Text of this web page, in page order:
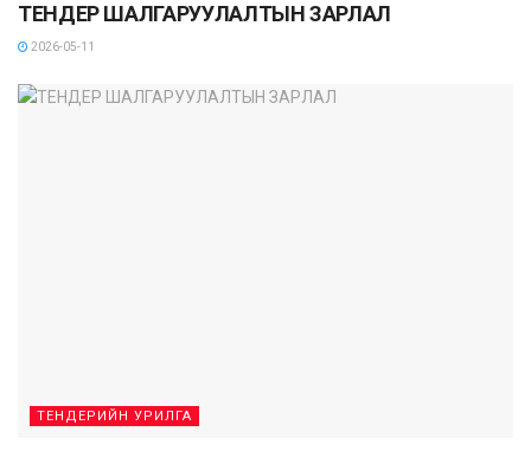
ТЕНДЕР ШАЛГАРУУЛАЛТЫН ЗАРЛАЛ
2026-05-11
ТЕНДЕРИЙН УРИЛГА